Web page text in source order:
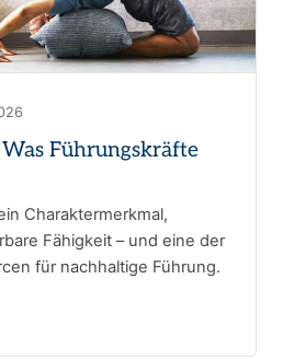
Führungskräfte
Charaktermerkmal,
Fähigkeit – und eine der
für nachhaltige Führung.